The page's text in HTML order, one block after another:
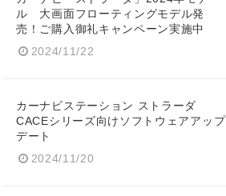
ル 大画面フローティングモデル発
売！ご購入御礼キャンペーン実施中
2024/11/22
カーナビステーション ストラーダ
CACEシリーズ向けソフトウェアアップ
デート
2024/11/20